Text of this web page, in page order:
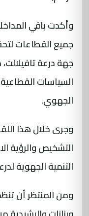
وأكدت باقي
جميع القطاعات
جهة درعة تافيلالت،
السياسات
الجهوي.
وجرى خلال هذا
التشخيص والرؤية
التنمية الجهوية
ومن المنتظر أن